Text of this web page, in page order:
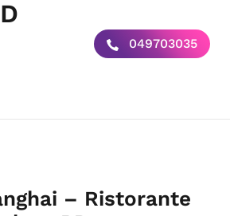
049703035
– Ristorante